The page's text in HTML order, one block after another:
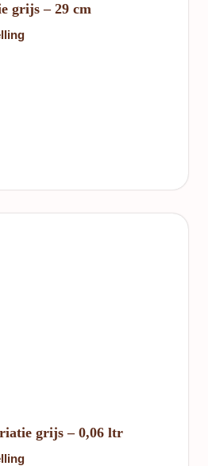
grijs – 29 cm
grijs – 0,06 ltr